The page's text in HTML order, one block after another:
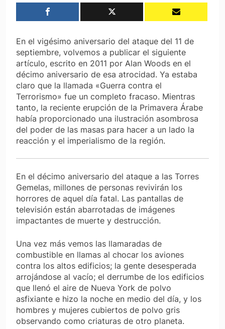
En el vigésimo aniversario del ataque del 11 de
septiembre, volvemos a publicar el siguiente
artículo, escrito en 2011 por Alan Woods en el
décimo aniversario de esa atrocidad. Ya estaba
claro que la llamada «Guerra contra el
Terrorismo» fue un completo fracaso. Mientras
tanto, la reciente erupción de la Primavera Árabe
había proporcionado una ilustración asombrosa
del poder de las masas para hacer a un lado la
reacción y el imperialismo de la región.
En el décimo aniversario del ataque a las Torres
Gemelas, millones de personas revivirán los
horrores de aquel día fatal. Las pantallas de
televisión están abarrotadas de imágenes
impactantes de muerte y destrucción.
Una vez más vemos las llamaradas de
combustible en llamas al chocar los aviones
contra los altos edificios; la gente desesperada
arrojándose al vacío; el derrumbe de los edificios
que llenó el aire de Nueva York de polvo
asfixiante e hizo la noche en medio del día, y los
hombres y mujeres cubiertos de polvo gris
observando como criaturas de otro planeta.